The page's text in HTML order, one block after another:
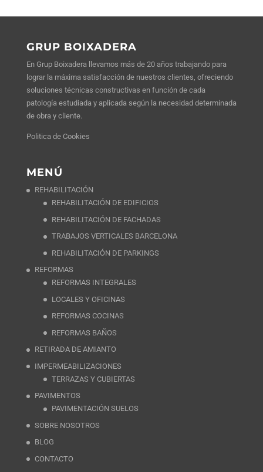
GRUP BOIXADERA
En Grup Boixadera llevamos más de 20 años trabajando para
lograr la máxima satisfacción de nuestros clientes, ofreciendo
soluciones técnicas constructivas en función de cada
patología estudiada y aplicada según la necesidad determinada
de obra y cliente.
Politica de Cookies
MENÚ
REHABILITACIÓN
REHABILITACIÓN DE EDIFICIOS
REHABILITACIÓN DE FACHADAS
TRABAJOS VERTICALES BARCELONA
REHABILITACIÓN DE PARKINGS
REFORMAS
REFORMAS INTEGRALES
LOCALES Y OFICINAS
REFORMAS COCINAS
REFORMAS BAÑOS
RETIRADA DE AMIANTO
IMPERMEABILIZACIONES
TERRAZAS Y CUBIERTAS
PAVIMENTOS
PAVIMENTACIÓN SUELOS
SOBRE NOSOTROS
BLOG
CONTACTO